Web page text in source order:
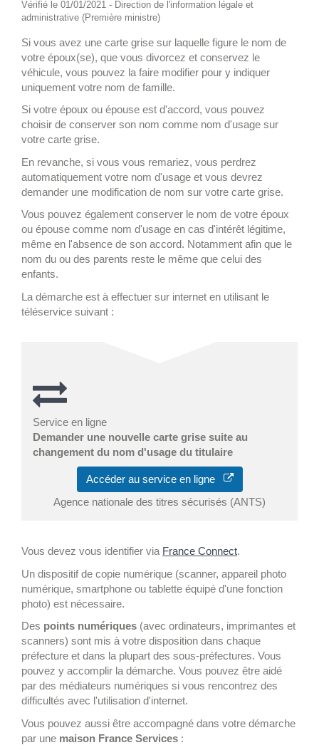
Vérifié le 01/01/2021 - Direction de l'information légale et
administrative (Première ministre)
Si vous avez une carte grise sur laquelle figure le nom de
votre époux(se), que vous divorcez et conservez le
véhicule, vous pouvez la faire modifier pour y indiquer
uniquement votre nom de famille.
Si votre époux ou épouse est d'accord, vous pouvez
choisir de conserver son nom comme nom d'usage sur
votre carte grise.
En revanche, si vous vous remariez, vous perdrez
automatiquement votre nom d'usage et vous devrez
demander une modification de nom sur votre carte grise.
Vous pouvez également conserver le nom de votre époux
ou épouse comme nom d'usage en cas d'intérêt légitime,
même en l'absence de son accord. Notamment afin que le
nom du ou des parents reste le même que celui des
enfants.
La démarche est à effectuer sur internet en utilisant le
téléservice suivant :
Service en ligne
Demander une nouvelle carte grise suite au
changement du nom d'usage du titulaire
Accéder au service en ligne
Agence nationale des titres sécurisés (ANTS)
Vous devez vous identifier via France Connect.
Un dispositif de copie numérique (scanner, appareil photo
numérique, smartphone ou tablette équipé d'une fonction
photo) est nécessaire.
Des points numériques (avec ordinateurs, imprimantes et
scanners) sont mis à votre disposition dans chaque
préfecture et dans la plupart des sous-préfectures. Vous
pouvez y accomplir la démarche. Vous pouvez être aidé
par des médiateurs numériques si vous rencontrez des
difficultés avec l'utilisation d'internet.
Vous pouvez aussi être accompagné dans votre démarche
par une maison France Services :